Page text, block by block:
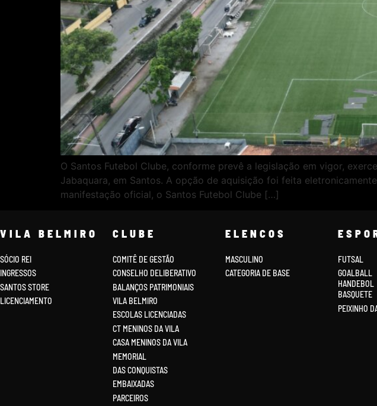
O Santos Futebol Clube, conforme prevê a legislação em vigor,
Jabaquara, em Santos. A opção de aquisição foi feita
manifestação oficial, o Santos Futebol Clube […]
VILA BELMIRO
SÓCIO REI
INGRESSOS
SANTOS STORE
LICENCIAMENTO
CLUBE
COMITÊ DE GESTÃO
CONSELHO DELIBERATIVO
BALANÇOS PATRIMONIAIS
VILA BELMIRO
ESCOLAS LICENCIADAS
CT MENINOS DA VILA
CASA MENINOS DA VILA
MEMORIAL
DAS CONQUISTAS
EMBAIXADAS
PARCEIROS
ELENCOS
MASCULINO
CATEGORIA DE BASE
FUTSAL
GOALBALL
HANDEBOL
BASQUETE
PEIXINHO